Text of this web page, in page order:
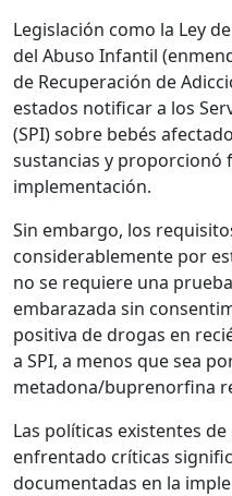
Legislación como la Ley
del Abuso Infantil
de Recuperación de
estados notificar a los
(SPI) sobre bebés
sustancias y proporcionó
implementación.
Sin embargo, los
considerablemente por
no se requiere una
embarazada sin
positiva de drogas en
a SPI, a menos que sea
metadona/buprenorfina
Las políticas existentes
enfrentado críticas
documentadas en la